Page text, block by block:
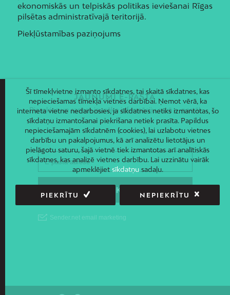
ekonomiskās un telpiskās politikas ieviešanai Rīgas
pilsētas administratīvajā teritorijā.
Piekļūstamības paziņojums
JAUNUMI E-PASTĀ
Piesakies un saņem jaunāko informāciju savā e-pastā!
Šī tīmekļvietne izmanto sīkdatnes, tai skaitā sīkdatnes, kas
nepieciešamas tīmekļa vietnes darbībai. Ņemot vērā, ka
interneta vietne nedarbosies, ja sīkdatnes netiks izmantotas, šo
sīkdatņu izmantošanai piekrišana netiek prasīta. Papildus
nepieciešamajām sīkdatnēm (cookies), lai uzlabotu vietnes
darbību un pakalpojumus, kā arī analizētu lietotājus un
pielāgotu saturu, šajā vietnē tiek izmantotas arī analītiskās
sīkdatnes, kas analizē vietnes darbību. Lai uzzinātu vairāk
apmeklējietsīkdatņusadaļu.
PIEKRĪTU NEPIEKRĪTU